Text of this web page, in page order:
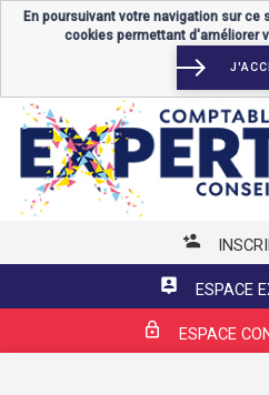
ESPACE
ESPACE
En poursuivant votre navigation sur
cookies permettant d'améliorer